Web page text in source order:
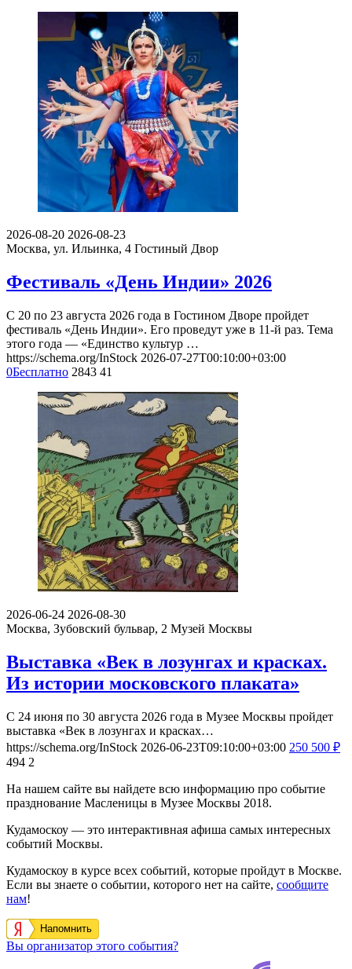
2026-08-20 2026-08-23
Москва, ул. Ильинка, 4 Гостиный Двор
Фестиваль «День Индии» 2026
С 20 по 23 августа 2026 года в Гостином Дворе пройдет
фестиваль «День Индии». Его проведут уже в 11-й раз. Тема
этого года — «Единство культур …
https://schema.org/InStock 2026-07-27T00:10:00+03:00
0Бесплатно 2843 41
2026-06-24 2026-08-30
Москва, Зубовский бульвар, 2 Музей Москвы
Выставка «Век в лозунгах и красках.
Из истории московского плаката»
С 24 июня по 30 августа 2026 года в Музее Москвы пройдет
выставка «Век в лозунгах и красках…
https://schema.org/InStock 2026-06-23T09:10:00+03:00 250 500 ₽
494 2
На нашем сайте вы найдете всю информацию про событие
празднование Масленицы в Музее Москвы 2018.
Кудамоскоу — это интерактивная афиша самых интересных
событий Москвы.
Кудамоскоу в курсе всех событий, которые пройдут в Москве.
Если вы знаете о событии, которого нет на сайте, сообщите
нам!
Напомнить
Вы организатор этого события?